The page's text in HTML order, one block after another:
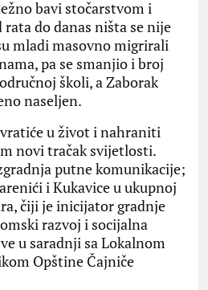
bavi stočarstvom i
do danas ništa se nije
mladi masovno migrirali
pa se smanjio i broj
školi, a Zaborak
naseljen.
u život i nahraniti
novi tračak svijetlosti.
putne komunikacije;
i Kukavice u ukupnoj
čiji je inicijator gradnje
razvoj i socijalna
u saradnji sa Lokalnom
Opštine Čajniče